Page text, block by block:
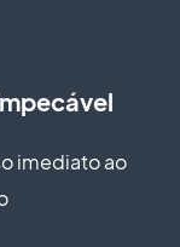
imediato ao